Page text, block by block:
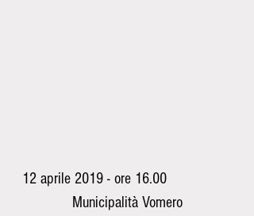
  12 aprile 2019 - ore 16.00
Municipalità Vomero